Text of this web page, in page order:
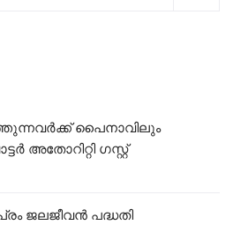
പൈനാവിലും
അതോറിറ്റി ഗസ്റ്റ്
ജലജീവൻ പദ്ധതി